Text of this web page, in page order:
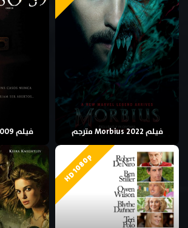
فيلم Morbius 2022 مترجم فيلم Case 39 2009 مترجم
HD 1080p